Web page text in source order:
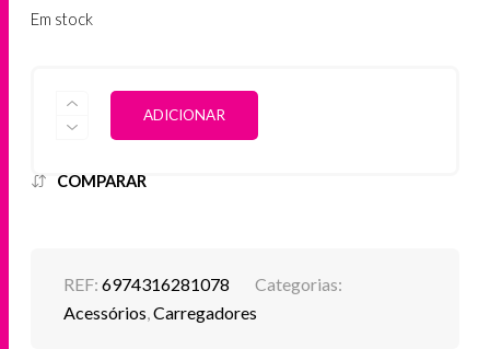
Em stock
QUANTIDADE
CARREGADOR
ISQUEIRO
+
PORTAS
ADICIONAR
COMPARAR
REF:6974316281078
Categorias:
Acessórios ,Carregadores